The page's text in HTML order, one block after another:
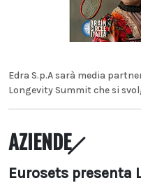
Edra S.p.A sarà media
Longevity Summit che si
AZIENDE
Eurosets presenta